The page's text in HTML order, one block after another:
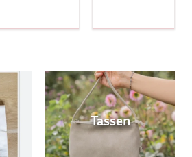
Tassen